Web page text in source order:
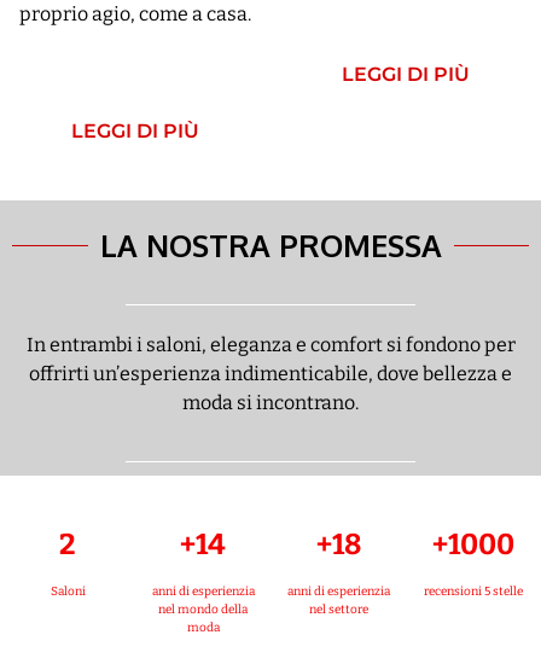
proprio agio, come a casa.
LEGGI DI PIÙ
LEGGI DI PIÙ
LA NOSTRA PROMESSA
In entrambi i saloni, eleganza e comfort si fondono per
offrirti un’esperienza indimenticabile, dove bellezza e
moda si incontrano.
2
Saloni
+14
anni di esperienzia
nel mondo della
moda
+18
anni di esperienzia
nel settore
+1000
recensioni 5 stelle